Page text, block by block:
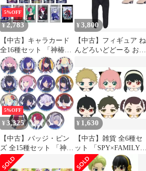
5%OFF
¥2,783
【中古】キャラカード
全16種セット 「神椿市
建設中。 ミニブロマイ
ドコレクション」
¥ 3,800
【中古】フィギュア ね
んどろいどどーる およ
ォージャー 私服ワンピ
ースVer.
「SPY×FAMILY」
5%OFF
¥ 3,325
【中古】バッジ・ピン
ズ 全15種セット 「神椿
市建設中。 キャラバッ
ジコレクション A」
¥ 1,630
【中古】雑貨 全6種セ
ット 「SPY×FAMILY
はぐキャラコレクショ
ン2」